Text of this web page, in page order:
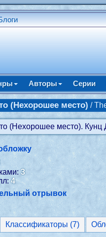
Авторы Серии
(Нехорошее место) /
3
4
отрывок
Классификаторы (7)